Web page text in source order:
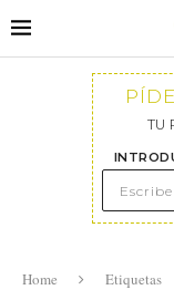
TU
Home Etiquetas